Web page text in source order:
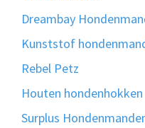
Dreambay
Kunststof
Rebel Petz
Houten hondenhokken
Surplus